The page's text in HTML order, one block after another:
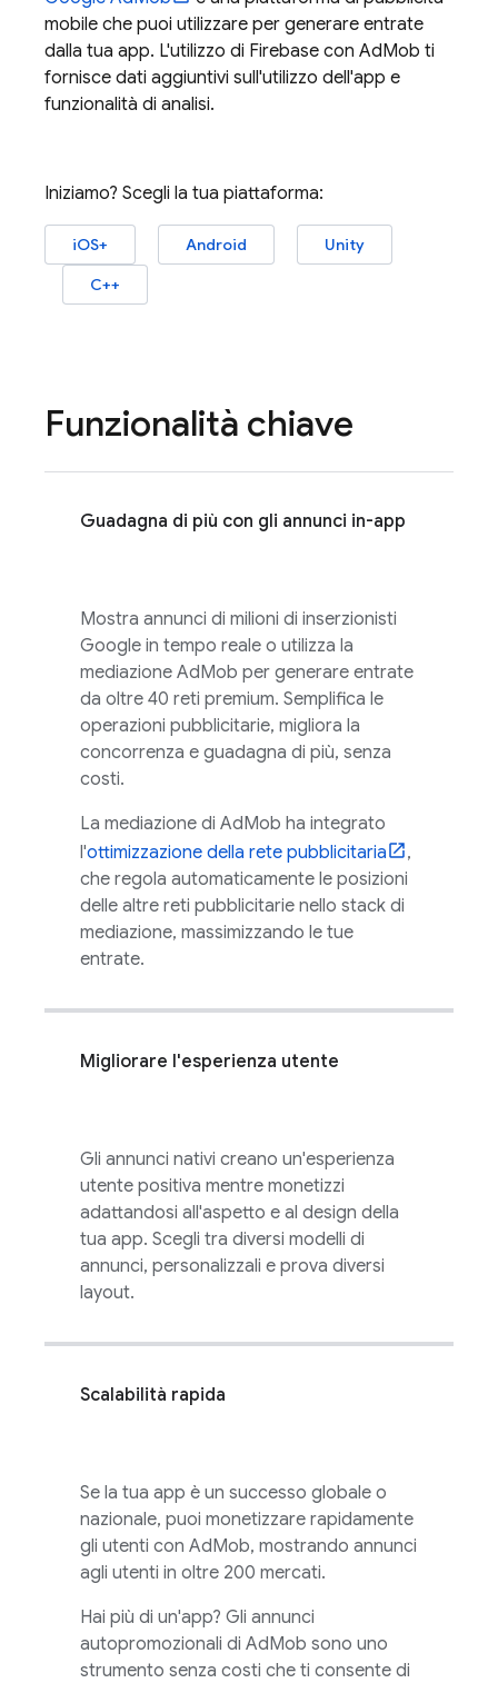
mobile che puoi utilizzare per generare entrate
dalla tua app. L'utilizzo di Firebase con AdMob ti
fornisce dati aggiuntivi sull'utilizzo dell'app e
funzionalità di analisi.
Iniziamo? Scegli la tua piattaforma:
iOS+ Android
Unity
C++
Funzionalità chiave
Guadagna di più con gli annunci in-app
Mostra annunci di milioni di inserzionisti
Google in tempo reale o utilizza la
mediazione AdMob per generare entrate
da oltre 40 reti premium. Semplifica le
operazioni pubblicitarie, migliora la
concorrenza e guadagna di più, senza
costi.
La mediazione di AdMob ha integrato
l'ottimizzazione della rete pubblicitaria
,
che regola automaticamente le posizioni
delle altre reti pubblicitarie nello stack di
mediazione, massimizzando le tue
entrate.
Migliorare l'esperienza utente
Gli annunci nativi creano un'esperienza
utente positiva mentre monetizzi
adattandosi all'aspetto e al design della
tua app. Scegli tra diversi modelli di
annunci, personalizzali e prova diversi
layout.
Scalabilità rapida
Se la tua app è un successo globale o
nazionale, puoi monetizzare rapidamente
gli utenti con AdMob, mostrando annunci
agli utenti in oltre 200 mercati.
Hai più di un'app? Gli annunci
autopromozionali di AdMob sono uno
strumento senza costi che ti consente di